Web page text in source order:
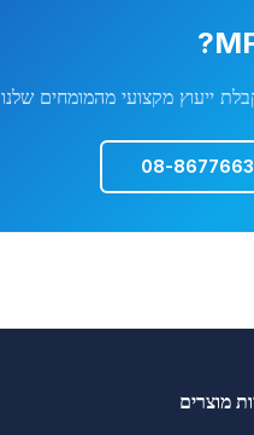
?
ייעוץ מקצועי מהמומחים שלנו
מוצרים